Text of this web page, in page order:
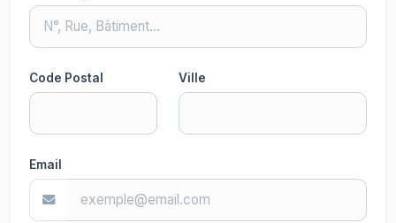
Code Postal Ville
Email